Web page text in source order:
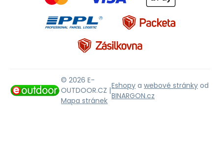
© 2026 E-
OUTDOOR.CZ |
Mapa stránek
Eshopy a webové stránky od
BINARGON.cz